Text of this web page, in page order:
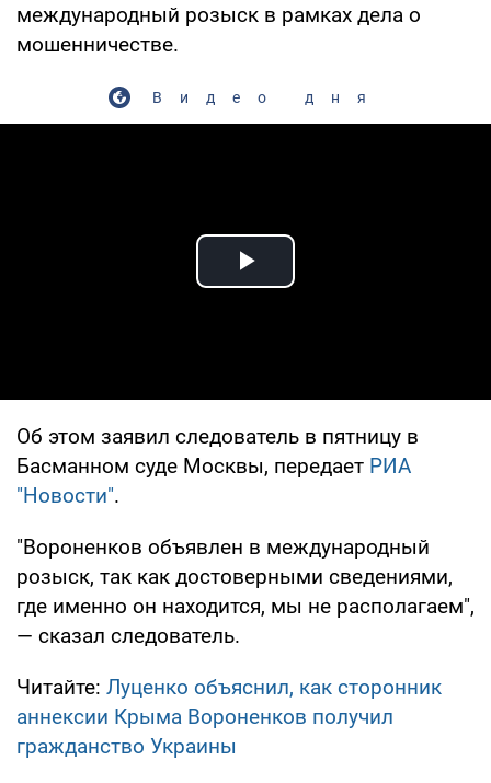
международный розыск в рамках дела о
мошенничестве.
Видео дня
Play Video
Об этом заявил следователь в пятницу в
Басманном суде Москвы, передает РИА
"Новости".
"Вороненков объявлен в международный
розыск, так как достоверными сведениями,
где именно он находится, мы не располагаем",
— сказал следователь.
Читайте: Луценко объяснил, как сторонник
аннексии Крыма Вороненков получил
гражданство Украины